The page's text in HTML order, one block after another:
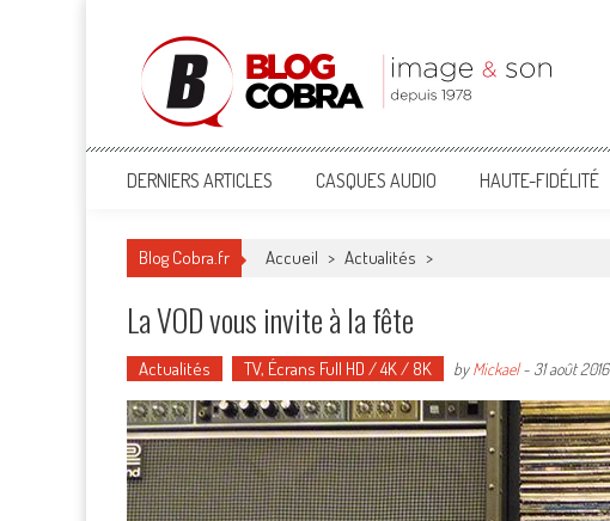
Blog Cobra
Toute l'actu Image & Son !
DERNIERS ARTICLES CASQUES AUDIO HAUTE-FIDÉLITÉ
Blog Cobra.fr Accueil > Actualités >
La VOD vous invite à la fête
Actualités TV, Écrans Full HD / 4K / 8K byMickael- 31 août 2016